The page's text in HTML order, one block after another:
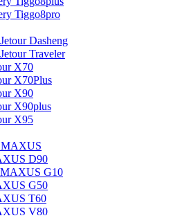
Tiggo8pro
Dasheng
Traveler
X70
X70Plus
X90
X90plus
X95
D90
G10
G50
T60
V80